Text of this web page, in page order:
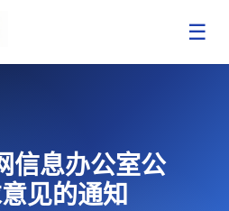
☰
信息办公室公
见的通知